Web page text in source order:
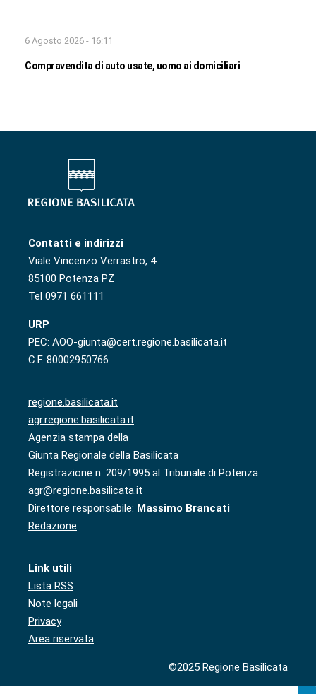
6 Agosto 2026 - 16:11
Compravendita di auto usate, uomo ai domiciliari
Contatti e indirizzi
Viale Vincenzo Verrastro, 4
85100 Potenza PZ
Tel 0971 661111
URP
PEC: AOO-giunta@cert.regione.basilicata.it
C.F. 80002950766
regione.basilicata.it
agr.regione.basilicata.it
Agenzia stampa della
Giunta Regionale della Basilicata
Registrazione n. 209/1995 al Tribunale di Potenza
agr@regione.basilicata.it
Direttore responsabile: Massimo Brancati
Redazione
Link utili
Lista RSS
Note legali
Privacy
Area riservata
©2025 Regione Basilicata